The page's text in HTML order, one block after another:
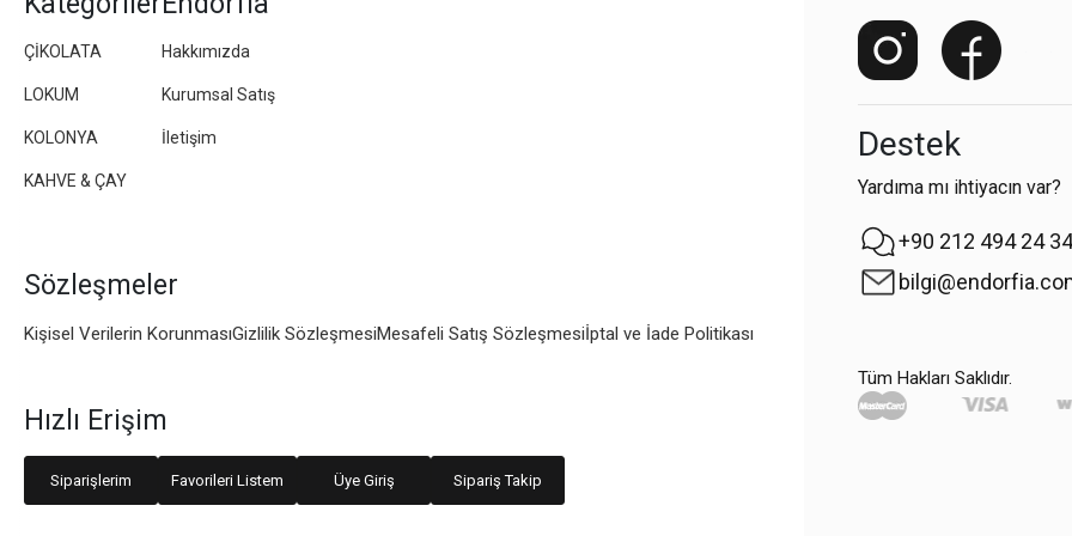
ÇİKOLATA
LOKUM
KOLONYA
KAHVE & ÇAY
Hakkımızda
Kurumsal Satış
İletişim
Sözleşmeler
Kişisel Verilerin KorunmasıGizlilik SözleşmesiMesafeli Satış Sözleşmesiİptal ve İade Politikası
Hızlı Erişim
Siparişlerim Favorileri Listem Üye Giriş Sipariş Takip
Destek
Yardıma mı ihtiyacın var?
+90 212 494 24 34
Tüm Hakları Saklıdır.